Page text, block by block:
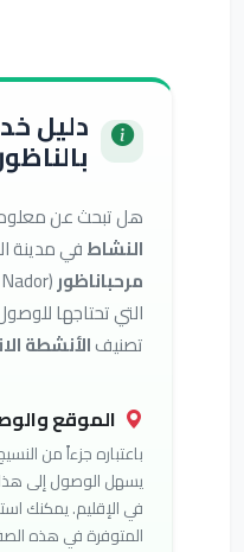
دليل
هل تبحث عن
النشاطفي مدينة
مرحباناظور
التي تحتاجها
تصنيفالأنشطة
الموقع
باعتباره جزءاً من
يسهل الوصول إلى هذا
في الإقليم. يمكنك
المتوفرة في هذه